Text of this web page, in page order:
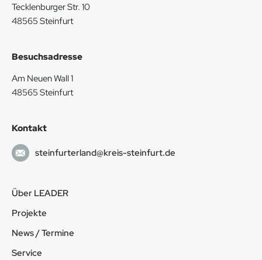
Tecklenburger Str. 10
48565 Steinfurt
Besuchsadresse
Am Neuen Wall 1
48565 Steinfurt
Kontakt
steinfurterland@kreis-steinfurt.de
Über LEADER
Projekte
News / Termine
Service